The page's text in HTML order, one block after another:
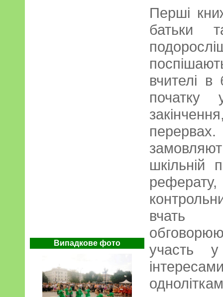
Випадкове фото
Перші
батьки
вчителі в
початку
шкільній
вчать
участь